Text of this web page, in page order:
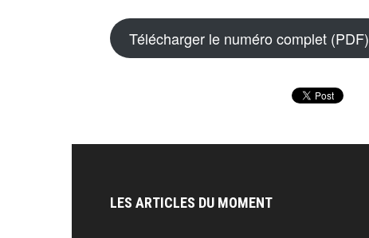
Télécharger le numéro complet (PDF)
LES ARTICLES DU MOMENT